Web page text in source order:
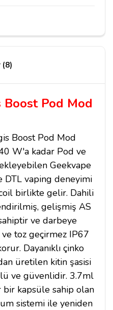
Pod Mod
Boost Pod Mod
W'a kadar Pod ve
Geekvape
DTL vaping deneyimi
birlikte gelir. Dahili
gelişmiş AS
ve darbeye
ve toz geçirmez IP67
Dayanıklı çinko
üretilen kitin şasisi
ve güvenlidir. 3.7ml
kapsüle sahip olan
sistemi ile yeniden